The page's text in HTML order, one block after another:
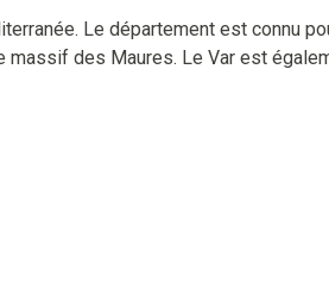
Le département est connu
des Maures. Le Var est